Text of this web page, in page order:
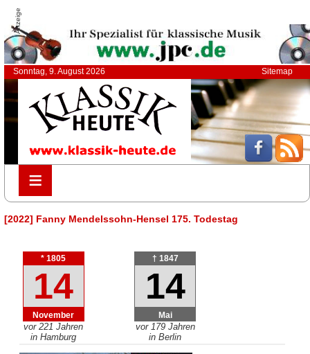
Anzeige
Sonntag, 9. August 2026 Sitemap
≡
≡
[2022] Fanny Mendelssohn-Hensel 175. Todestag
* 1805
14
November
vor 221 Jahren
in Hamburg
† 1847
14
Mai
vor 179 Jahren
in Berlin